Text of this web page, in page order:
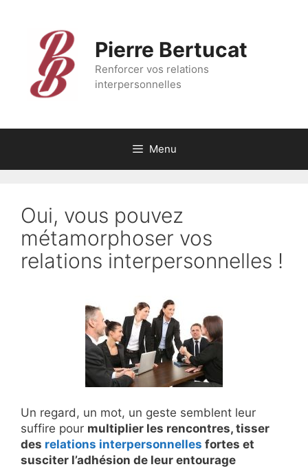
contenu
Pierre Bertucat
Renforcer vos relations
interpersonnelles
Menu
Oui, vous pouvez
métamorphoser vos
relations interpersonnelles !
Un regard, un mot, un geste semblent leur
suffire pour multiplier les rencontres, tisser
des relations interpersonnelles fortes et
susciter l’adhésion de leur entourage